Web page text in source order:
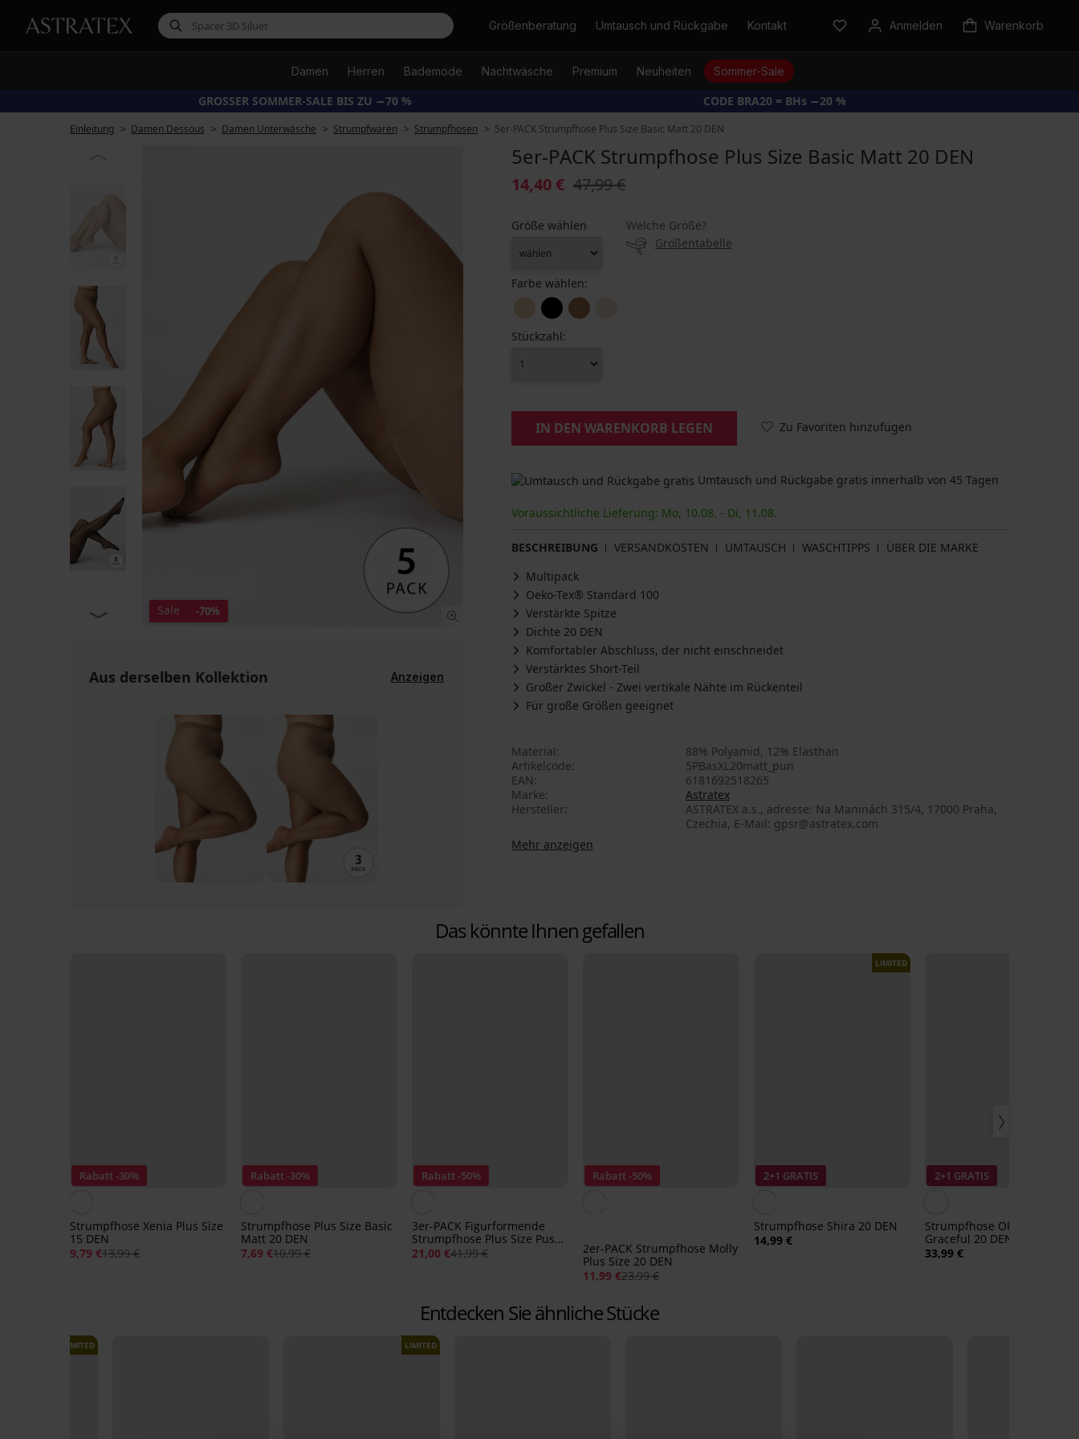
SucheGrößenberatung Umtausch und Rückgabe Kontakt Anmelden Warenkorb
Damen Herren Bademode Nachtwäsche Premium Neuheiten Sommer-Sale
GROSSER SOMMER-SALE BIS ZU −70 % CODE BRA20 = BHs −20 %
Einleitung Damen Dessous Damen Unterwäsche Strumpfwaren Strumpfhosen 5er-PACK Strumpfhose Plus Size Basic Matt 20 DEN
Sale -70%
Aus derselben Kollektion Anzeigen
5er-PACK Strumpfhose Plus Size Basic Matt 20 DEN
14,40 € 47,99 €
Größe wählen
Welche Größe?
Größentabelle
Farbe wählen:
Stückzahl:
IN DEN WARENKORB LEGEN Zu Favoriten hinzufügen
Umtausch und Rückgabe gratis innerhalb von 45 Tagen
Voraussichtliche Lieferung: Mo, 10.08. - Di, 11.08.
BESCHREIBUNG VERSANDKOSTEN UMTAUSCH WASCHTIPPS
ÜBER DIE MARKE
Multipack
Oeko-Tex® Standard 100
Verstärkte Spitze
Dichte 20 DEN
Komfortabler Abschluss, der nicht einschneidet
Verstärktes Short-Teil
Großer Zwickel - Zwei vertikale Nähte im Rückenteil
Für große Größen geeignet
Material
88% Polyamid, 12% Elasthan
Artikelcode
5PBasXL20matt_pun
EAN
6181692518265
Marke
Astratex
Hersteller
ASTRATEX a.s., adresse: Na Maninách 315/4, 17000 Praha,
Czechia, E-Mail: gpsr@astratex.com
Mehr anzeigen
Das könnte Ihnen gefallen
Rabatt -30%
Strumpfhose Xenia Plus Size
15 DEN
9,79 €13,99 €
Rabatt -30%
Strumpfhose Plus Size Basic
Matt 20 DEN
7,69 €10,99 €
Rabatt -50%
3er-PACK Figurformende
Strumpfhose Plus Size Push-
Up 20 DEN
21,00 €41,99 €
Rabatt -50%
2er-PACK Strumpfhose Molly
Plus Size 20 DEN
11,99 €23,99 €
2+1 GRATIS
LIMITED
Strumpfhose Shira 20 DEN
14,99 €
2+1 GRATIS
Strumpfhose OROBLÚ
Graceful 20 DEN
33,99 €
Entdecken Sie ähnliche Stücke
LIMITED LIMITED